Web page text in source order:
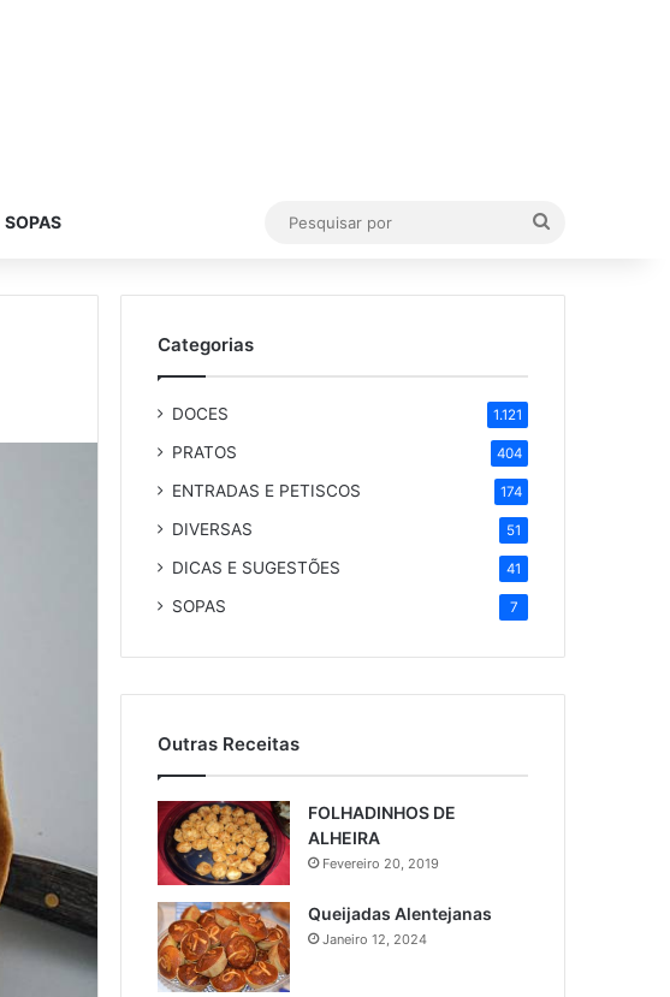
SOPAS
Categorias
DOCES 1.121
PRATOS 404
ENTRADAS E PETISCOS 174
DIVERSAS 51
DICAS E SUGESTÕES 41
SOPAS 7
Outras Receitas
FOLHADINHOS DE
ALHEIRA
Fevereiro 20, 2019
Queijadas Alentejanas
Janeiro 12, 2024